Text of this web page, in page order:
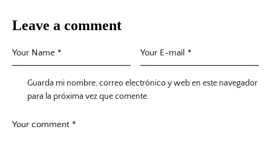
Leave a comment
Guarda mi nombre, correo electrónico y web en este navegador
para la próxima vez que comente.